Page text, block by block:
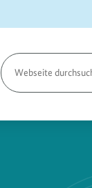
Seite
durchsuchen